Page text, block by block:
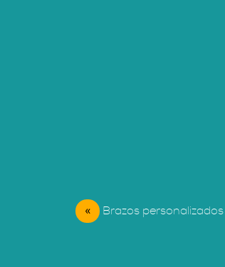
« Brazos personalizados